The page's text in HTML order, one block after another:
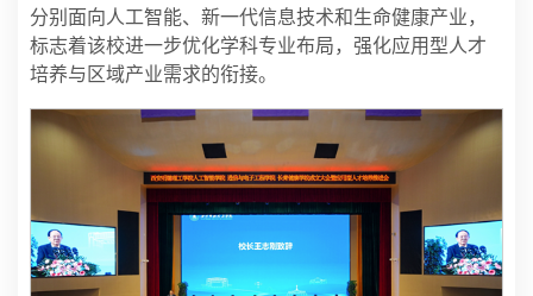
分别面向人工智能、新一代信息技术和生命健康产业，
标志着该校进一步优化学科专业布局，强化应用型人才
培养与区域产业需求的衔接。